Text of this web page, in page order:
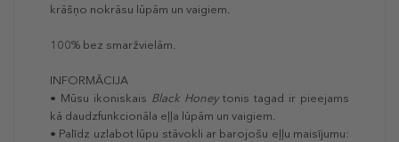
krāšņo nokrāsu lūpām un vaigiem.
100% bez smaržvielām.
INFORMĀCIJA
• Mūsu ikoniskais Black Honeytonis tagad ir pieejams
kā daudzfunkcionāla eļļa lūpām un vaigiem.
• Palīdz uzlabot lūpu stāvokli ar barojošu eļļu maisījumu: